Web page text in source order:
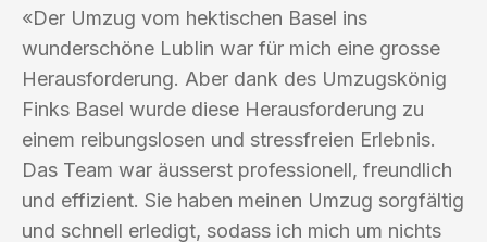
«Der Umzug vom hektischen Basel ins
wunderschöne Lublin war für mich eine grosse
Herausforderung. Aber dank des Umzugskönig
Finks Basel wurde diese Herausforderung zu
einem reibungslosen und stressfreien Erlebnis.
Das Team war äusserst professionell, freundlich
und effizient. Sie haben meinen Umzug sorgfältig
und schnell erledigt, sodass ich mich um nichts